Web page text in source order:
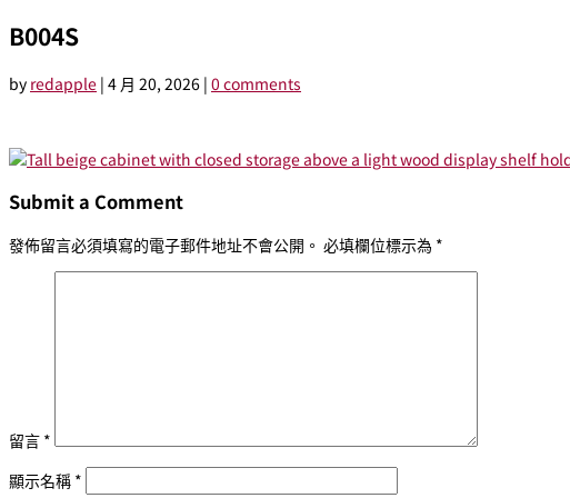
B004S
by redapple | 4 月 20, 2026 | 0 comments
Submit a Comment
發佈留言必須填寫的電子郵件地址不會公開。 必填欄位標示為 *
留言 *
顯示名稱 *